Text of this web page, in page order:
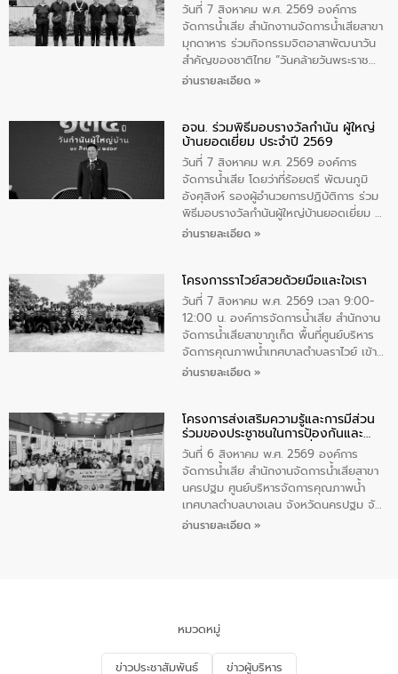
วันที่ 7 สิงหาคม พ.ศ. 2569 องค์การ
จัดการน้ำเสีย สำนักงาานจัดการน้ำเสียสาขา
มุกดาหาร ร่วมกิจกรรมจิตอาสาพัฒนาวัน
สําคัญของชาติไทย “วันคล้ายวันพระราช
สมภพ สมเด็จพระนางเจ้าสิริกิติ์พระบรม
ทิพย์คำ รองผู้ว่าราชการจังหวัดมุกดาหาร
เป็นประธานในพิธี ณ เรือนจําชั่วคราวนาโสก
ตําบลนาโสก อําเภอเมืองมุกดาหาร จังหวัด
มุกดาหาร โดยในกิจกรรมได้ร่วมปลูกป่า และ
ทําความสะอาดภายในบริเวณ จัดกิจกรรม
เพื่อถวายเป็นพระราชกุศล สมเด็จพระนาง
เจ้าสิริกิติ์พระบรมราชินีนาถ พระบรมราช
อ่านรายละเอียด »
อจน. ร่วมพิธีมอบรางวัลกำนัน ผู้ใหญ่
บ้านยอดเยี่ยม ประจำปี 2569
วันที่ 7 สิงหาคม พ.ศ. 2569 องค์การ
จัดการน้ำเสีย โดยว่าที่ร้อยตรี พัฒนภูมิ
อังศุสิงห์ รองผู้อำนวยการปฏิบัติการ ร่วม
พิธีมอบรางวัลกำนันผู้ใหญ่บ้านยอดเยี่ยม ณ
ทำเนียบรัฐบาล โดยมีนายอนุทิน ชาญวีรกูล
ทองคำและประกาศเกียรติคุณให้แก่ กำนัน
ผู้ใหญ่บ้านยอดเยี่ยม พร้อมกล่าวชื่นชม ให้
โอวาท และมอบนโยบาย
อ่านรายละเอียด »
โครงการราไวย์สวยด้วยมือและใจเรา
วันที่ 7 สิงหาคม พ.ศ. 2569 เวลา 9:00-
12:00 น. องค์การจัดการน้ำเสีย สำนักงาน
จัดการน้ำเสียสาขาภูเก็ต พื้นที่ศูนย์บริหาร
จัดการคุณภาพน้ำเทศบาลตำบลราไวย์ เข้า
ร่วมโครงการราไวย์สวยด้วยมือและใจเรา
ประชาชน ตัวแทนจากโรงแรมต่างๆ ในเขต
เทศบาลตำบลราไวย์ ศูนย์บริหารจัดการ
คุณภาพน้ำเทศบาลตำบลราไวย์ นำโดยนาย
น้อย แก้วเศษ ผู้จัดการสำนักงานจัดการน้ำ
เสียสาขาภูเก็ต พร้อมด้วยเจ้าหน้าที่ จำนวน
5 คน ร่วมทำกิจกรรม ทำความสะอาด
ชายหาดและแหล่งท่องเที่ยว ณ บริเวณ
อ่านรายละเอียด »
โครงการส่งเสริมความรู้และการมีส่วน
ร่วมของประชาชนในการป้องกันและ
แก้ไขปัญหาน้ำเสียอย่างยั่งยืน
วันที่ 6 สิงหาคม พ.ศ. 2569 องค์การ
จัดการน้ำเสีย สำนักงานจัดการน้ำเสียสาขา
นครปฐม ศูนย์บริหารจัดการคุณภาพน้ำ
เทศบาลตำบลบางเลน จังหวัดนครปฐม จัด
กิจกรรมภายใต้โครงการส่งเสริมความรู้และ
จัดการน้ำเสียและสร้างจิตสำนึกในการ
อนุรักษ์สิ่งแวดล้อม ในหัวข้อ “น้ำเสียชุมชน
และการบำบัดน้ำเสียเบื้องต้น” โดยให้ความรู้
อ่านรายละเอียด »
หมวดหมู่
ข่าวประชาสัมพันธ์ ข่าวผู้บริหาร